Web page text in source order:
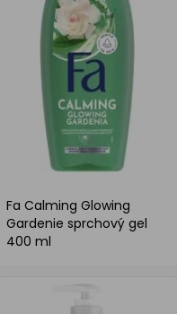
Fa Calming Glowing
Gardenie sprchový gel
400 ml